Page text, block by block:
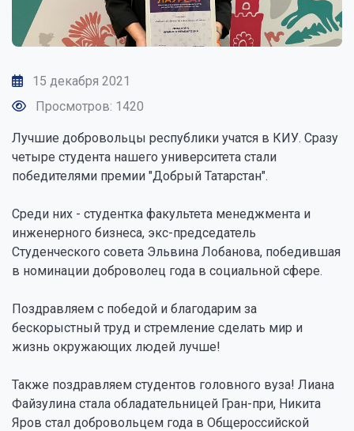
15 декабря 2021
Просмотров: 1420
Лучшие добровольцы республики учатся в КИУ. Сразу
четыре студента нашего университета стали
победителями премии "Добрый Татарстан".
Среди них - студентка факультета менеджмента и
инженерного бизнеса, экс-председатель
Студенческого совета Эльвина Лобанова, победившая
в номинации доброволец года в социальной сфере.
Поздравляем с победой и благодарим за
бескорыстный труд и стремление сделать мир и
жизнь окружающих людей лучше!
Также поздравляем студентов головного вуза! Лиана
Файзулина стала обладательницей Гран-при, Никита
Яров стал добровольцем года в Общероссийской